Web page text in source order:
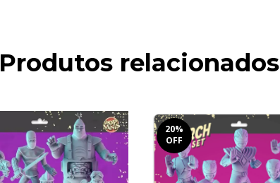
Produtos relacionados
20%
OFF